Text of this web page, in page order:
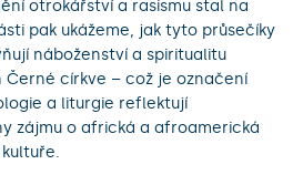
otrokářství a rasismu stal na
pak ukážeme, jak tyto průsečíky
náboženství a spiritualitu
církve – což je označení
a liturgie reflektují
zájmu o africká a afroamerická